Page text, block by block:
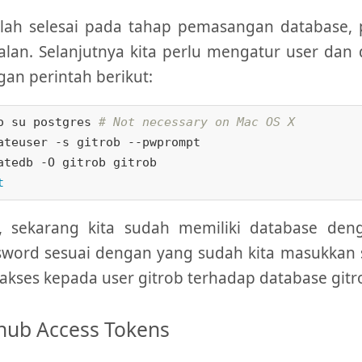
selesai pada tahap pemasangan
Selanjutnya kita perlu mengatur user
perintah berikut:
su postgres # Not necessary on Mac OS X
-s gitrob --pwprompt
sekarang kita sudah memiliki database
sesuai dengan yang sudah kita
kepada user gitrob terhadap database
Access Tokens